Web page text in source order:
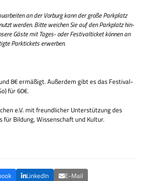
an der Vor­burg kann der große Park­platz
wer­den. Bitte wei­chen Sie auf den Park­platz hin­
Gäste mit Tages- oder Festi­val­ticket kön­nen an
Park­tickets erwerben.
8€ ermä­ßigt. Außer­dem gibt es das Festi­val­
für 60€.
e.V. mit freund­li­cher Unter­stüt­zung des
Bil­dung, Wis­sen­schaft und Kultur.
LinkedIn E-Mail